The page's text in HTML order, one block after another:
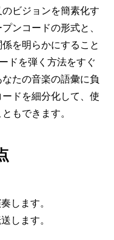
ビジョンを簡素化す
ンコードの形式と、
を明らかにすること
ドを弾く方法をすぐ
たの音楽の語彙に負
ドを細分化して、使
もできます。
します。
します。